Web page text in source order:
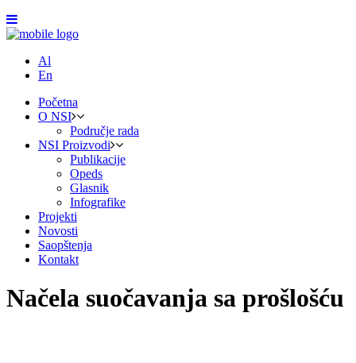
Al
En
Početna
O NSI
Područje rada
NSI Proizvodi
Publikacije
Opeds
Glasnik
Infografike
Projekti
Novosti
Saopštenja
Kontakt
Načela suočavanja sa prošlošću